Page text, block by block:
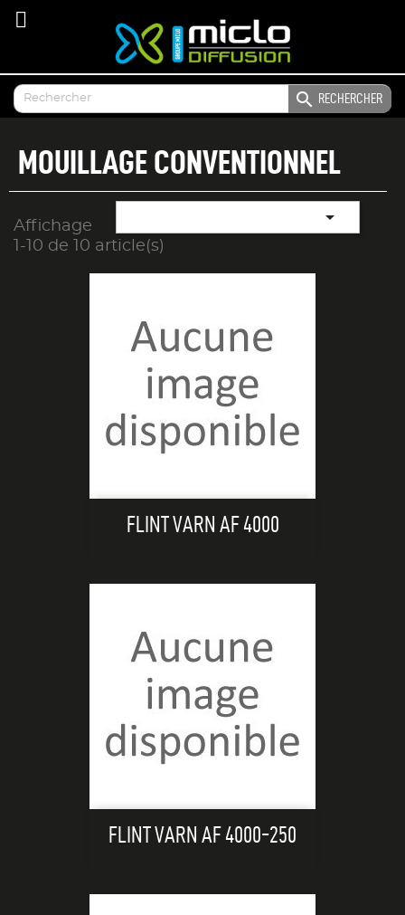
 RECHERCHER
MOUILLAGE CONVENTIONNEL

Affichage
1-10 de 10 article(s)
FLINT VARN AF 4000
FLINT VARN AF 4000-250